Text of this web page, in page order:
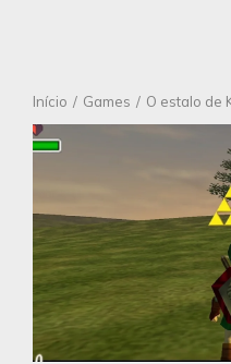
Você está aqui:
Início Games O estalo de